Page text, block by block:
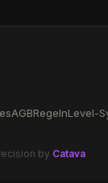
AGBRegelnLevel-
by Catava